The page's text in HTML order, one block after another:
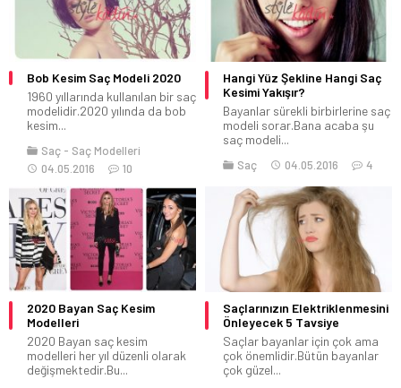
Bob Kesim Saç Modeli 2020
1960 yıllarında kullanılan bir saç
modelidir.2020 yılında da bob
kesim...
Saç
Saç Modelleri
04.05.2016
10
Hangi Yüz Şekline Hangi Saç
Kesimi Yakışır?
Bayanlar sürekli birbirlerine saç
modeli sorar.Bana acaba şu
saç modeli...
Saç 04.05.2016 4
2020 Bayan Saç Kesim
Modelleri
2020 Bayan saç kesim
modelleri her yıl düzenli olarak
değişmektedir.Bu...
Saçlarınızın Elektriklenmesini
Önleyecek 5 Tavsiye
Saçlar bayanlar için çok ama
çok önemlidir.Bütün bayanlar
çok güzel...